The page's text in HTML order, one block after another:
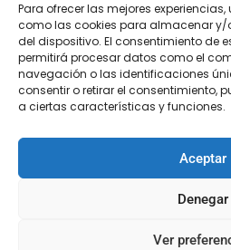
Para ofrecer las mejores
como las cookies para almacenar
del dispositivo. El consentimiento de
permitirá procesar datos como el
navegación o las identificaciones
consentir o retirar el consentimiento,
a ciertas características y funciones.
Aceptar
Denegar
Ver
Cremalleras básicas
naranjas y corales
€1,10 - €1,80
Seleccionar
opciones